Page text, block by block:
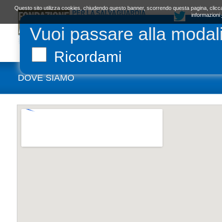
Vuoi passare alla
Ricordami
LA FONDAZIONE
DOVE SIAMO
Questo sito utilizza cookies, chiudendo questo banner, scorrendo questa pagina,
informazioni